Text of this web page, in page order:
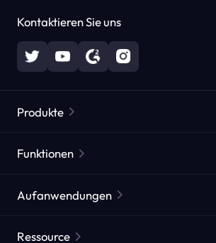
Kontaktieren Sie uns
Produkte
Statische Residential Proxies
Funktionen
ISP agentur agentur
Aufanwendungen
Ressource